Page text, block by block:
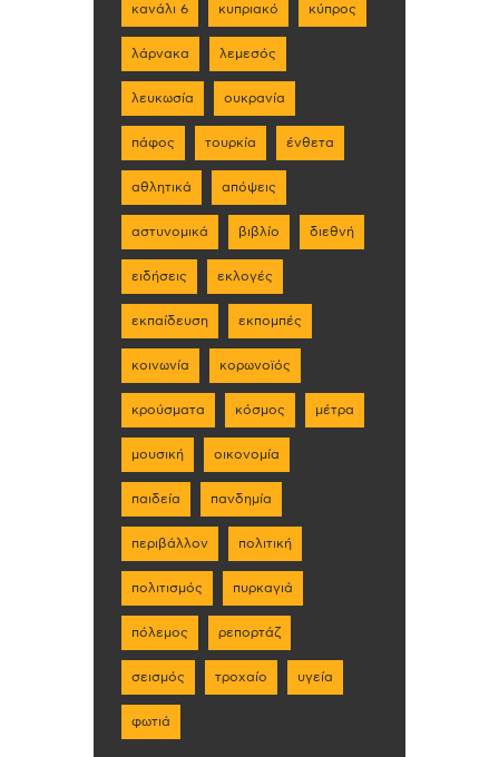
κανάλι 6 κυπριακό κύπρος
λάρνακα λεμεσός
λευκωσία ουκρανία
πάφος τουρκία ένθετα
αθλητικά απόψεις
αστυνομικά βιβλίο διεθνή
ειδήσεις εκλογές
εκπαίδευση εκπομπές
κοινωνία κορωνοϊός
κρούσματα κόσμος μέτρα
μουσική οικονομία
παιδεία πανδημία
περιβάλλον πολιτική
πολιτισμός πυρκαγιά
πόλεμος ρεπορτάζ
σεισμός τροχαίο υγεία
φωτιά